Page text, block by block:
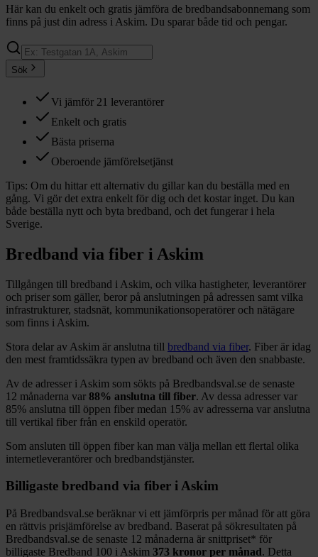
Här kan du enkelt och gratis jämföra de bredbandsabonnemang som
finns på just din adress i Askim. Du sparar både tid och pengar.
Sök
Vi jämför 21 leverantörer
Enkelt och gratis
Bästa priserna
Oberoende jämförelsetjänst
Tips: Om du hittar ett alternativ du gillar kan du beställa med en
gång. Vi gör det extra enkelt för dig och det kostar inget. Du kan
både beställa nytt och byta bredband, och det fungerar i hela
Sverige.
Bredband via fiber i Askim
Tillgången till bredband i Askim, och vilka hastigheter, leverantörer
och priser som gäller, beror på anslutningen på adressen samt vilka
infrastrukturer, stadsnät, kommunikationsoperatörer och nätägare
som finns i Askim.
Stora delar av Askim är anslutna till bredband via fiber. Fiber är idag
den mest framtidssäkra typen av bredband och även den snabbaste.
Av de adresser i Askim som sökts på Bredbandsval.se de senaste
12 månaderna var 88% anslutna till fiber. Av dessa adresser var
85% anslutna till öppen fiber medan 15% av adresserna var anslutna
till vertikal fiber från en enskild operatör.
Som ansluten till öppen fiber kan man välja mellan ett flertal olika
internetleverantörer och bredbandstjänster.
Billigaste bredband via fiber iAskim
På Bredbandsval.se beräknar vi ett jämförpris per månad för att göra
en rättvis prisjämförelse av bredband. Baserat på sökresultaten på
Bredbandsval.se de senaste 12 månaderna är snittpriset* för
billigaste Bredband 100 i Askim 373 kronor per månad. Detta